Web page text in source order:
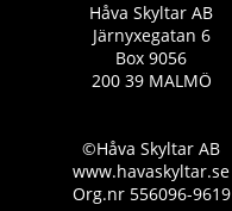
Håva Skyltar AB
Järnyxegatan 6
Box 9056
200 39 MALMÖ
©Håva Skyltar AB
www.havaskyltar.se
Org.nr 556096-9619